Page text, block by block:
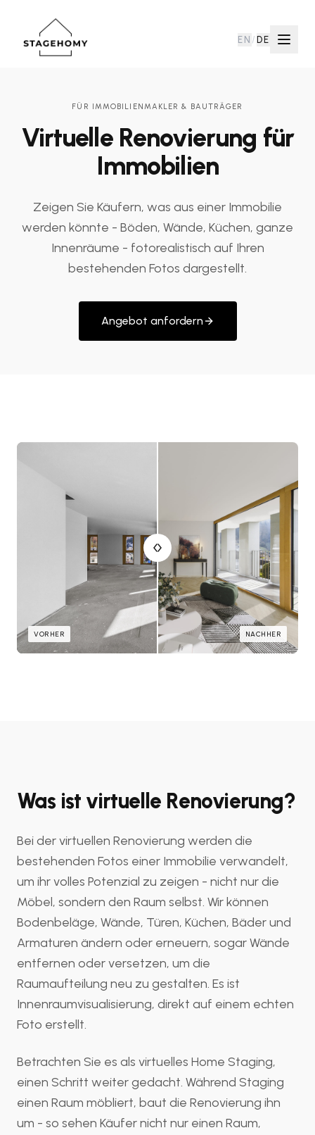
EN /DE
FÜR IMMOBILIENMAKLER & BAUTRÄGER
Virtuelle Renovierung für
Immobilien
Zeigen Sie Käufern, was aus einer Immobilie
werden könnte - Böden, Wände, Küchen, ganze
Innenräume - fotorealistisch auf Ihren
bestehenden Fotos dargestellt.
Angebot anfordern
VORHER NACHHER
Was ist virtuelle Renovierung?
Bei der virtuellen Renovierung werden die
bestehenden Fotos einer Immobilie verwandelt,
um ihr volles Potenzial zu zeigen - nicht nur die
Möbel, sondern den Raum selbst. Wir können
Bodenbeläge, Wände, Türen, Küchen, Bäder und
Armaturen ändern oder erneuern, sogar Wände
entfernen oder versetzen, um die
Raumaufteilung neu zu gestalten. Es ist
Innenraumvisualisierung, direkt auf einem echten
Foto erstellt.
Betrachten Sie es als virtuelles Home Staging,
einen Schritt weiter gedacht. Während Staging
einen Raum möbliert, baut die Renovierung ihn
um - so sehen Käufer nicht nur einen Raum,